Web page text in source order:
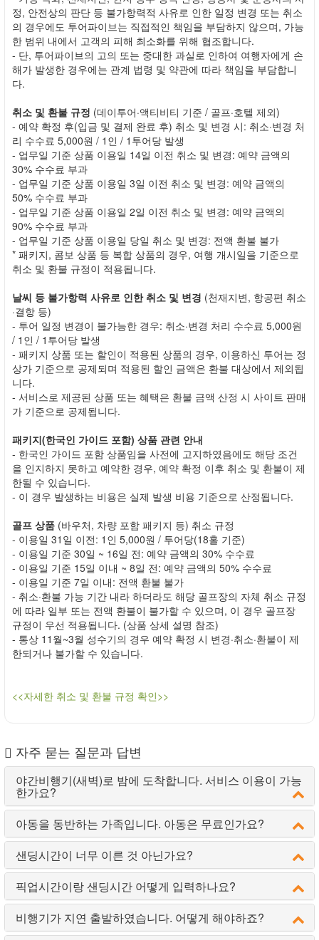
정, 안전상의 판단 등 불가항력적 사유로 인한 일정 변경 또는 취소
의 경우에도 투어파이브는 직접적인 책임을 부담하지 않으며, 가능
한 범위 내에서 고객의 피해 최소화를 위해 협조합니다.
- 단, 투어파이브의 고의 또는 중대한 과실로 인하여 여행자에게 손
해가 발생한 경우에는 관계 법령 및 약관에 따라 책임을 부담합니
다.
취소 및 환불 규정 (데이투어·액티비티 기준 / 골프·호텔 제외)
- 예약 확정 후(입금 및 결제 완료 후) 취소 및 변경 시: 취소·변경 처
리 수수료 5,000원 / 1인 / 1투어당 발생
- 업무일 기준 상품 이용일 14일 이전 취소 및 변경: 예약 금액의
30% 수수료 부과
- 업무일 기준 상품 이용일 3일 이전 취소 및 변경: 예약 금액의
50% 수수료 부과
- 업무일 기준 상품 이용일 2일 이전 취소 및 변경: 예약 금액의
90% 수수료 부과
- 업무일 기준 상품 이용일 당일 취소 및 변경: 전액 환불 불가
* 패키지, 콤보 상품 등 복합 상품의 경우, 여행 개시일을 기준으로
취소 및 환불 규정이 적용됩니다.
날씨 등 불가항력 사유로 인한 취소 및 변경 (천재지변, 항공편 취소
·결항 등)
- 투어 일정 변경이 불가능한 경우: 취소·변경 처리 수수료 5,000원
/ 1인 / 1투어당 발생
- 패키지 상품 또는 할인이 적용된 상품의 경우, 이용하신 투어는 정
상가 기준으로 공제되며 적용된 할인 금액은 환불 대상에서 제외됩
니다.
- 서비스로 제공된 상품 또는 혜택은 환불 금액 산정 시 사이트 판매
가 기준으로 공제됩니다.
패키지(한국인 가이드 포함) 상품 관련 안내
- 한국인 가이드 포함 상품임을 사전에 고지하였음에도 해당 조건
을 인지하지 못하고 예약한 경우, 예약 확정 이후 취소 및 환불이 제
한될 수 있습니다.
- 이 경우 발생하는 비용은 실제 발생 비용 기준으로 산정됩니다.
골프 상품 (바우처, 차량 포함 패키지 등) 취소 규정
- 이용일 31일 이전: 1인 5,000원 / 투어당(18홀 기준)
- 이용일 기준 30일 ~ 16일 전: 예약 금액의 30% 수수료
- 이용일 기준 15일 이내 ~ 8일 전: 예약 금액의 50% 수수료
- 이용일 기준 7일 이내: 전액 환불 불가
- 취소·환불 가능 기간 내라 하더라도 해당 골프장의 자체 취소 규정
에 따라 일부 또는 전액 환불이 불가할 수 있으며, 이 경우 골프장
규정이 우선 적용됩니다. (상품 상세 설명 참조)
- 통상 11월~3월 성수기의 경우 예약 확정 시 변경·취소·환불이 제
한되거나 불가할 수 있습니다.
<<자세한 취소 및 환불 규정 확인>>
자주 묻는 질문과 답변
야간비행기(새벽)로 밤에 도착합니다. 서비스 이용이 가능
한가요?
아동을 동반하는 가족입니다. 아동은 무료인가요?
샌딩시간이 너무 이른 것 아닌가요?
픽업시간이랑 샌딩시간 어떻게 입력하나요?
비행기가 지연 출발하였습니다. 어떻게 해야하죠?